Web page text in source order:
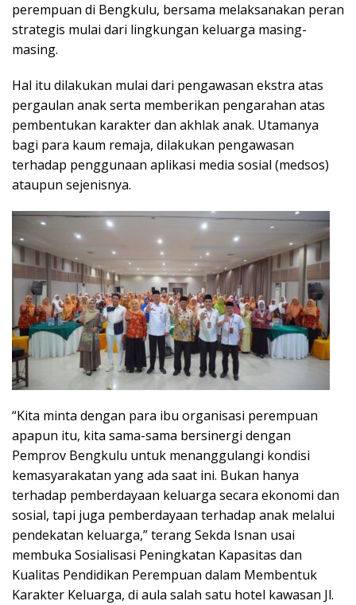
perempuan di Bengkulu, bersama melaksanakan peran
strategis mulai dari lingkungan keluarga masing-
masing.
Hal itu dilakukan mulai dari pengawasan ekstra atas
pergaulan anak serta memberikan pengarahan atas
pembentukan karakter dan akhlak anak. Utamanya
bagi para kaum remaja, dilakukan pengawasan
terhadap penggunaan aplikasi media sosial (medsos)
ataupun sejenisnya.
“Kita minta dengan para ibu organisasi perempuan
apapun itu, kita sama-sama bersinergi dengan
Pemprov Bengkulu untuk menanggulangi kondisi
kemasyarakatan yang ada saat ini. Bukan hanya
terhadap pemberdayaan keluarga secara ekonomi dan
sosial, tapi juga pemberdayaan terhadap anak melalui
pendekatan keluarga,” terang Sekda Isnan usai
membuka Sosialisasi Peningkatan Kapasitas dan
Kualitas Pendidikan Perempuan dalam Membentuk
Karakter Keluarga, di aula salah satu hotel kawasan Jl.